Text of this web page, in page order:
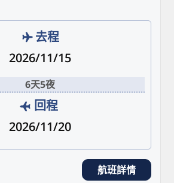
去程
2026/11/15
6天5夜
回程
2026/11/20
航班詳情